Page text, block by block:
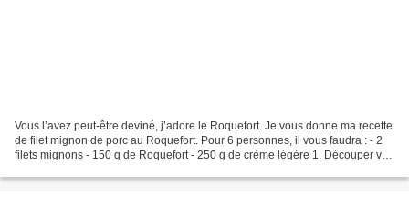
Vous l’avez peut-être deviné, j’adore le Roquefort. Je vous donne ma recette
de filet mignon de porc au Roquefort. Pour 6 personnes, il vous faudra : - 2
filets mignons - 150 g de Roquefort - 250 g de crème légère 1. Découper vos